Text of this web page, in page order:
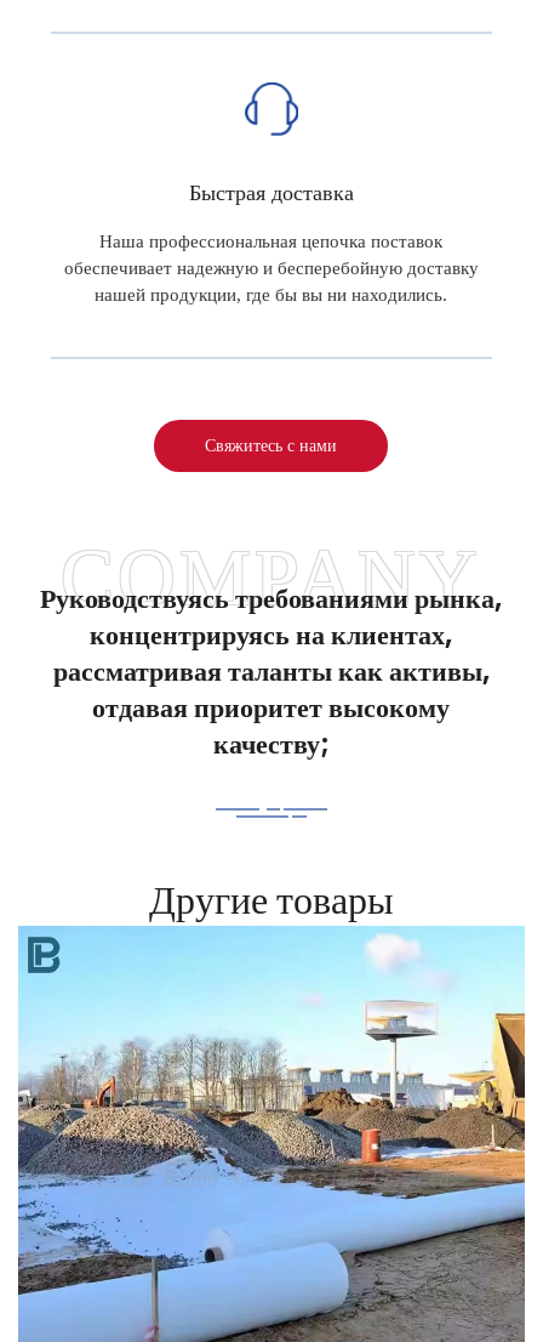
Быстрая доставка
Наша профессиональная цепочка поставок
обеспечивает надежную и бесперебойную доставку
нашей продукции, где бы вы ни находились.
Свяжитесь с нами
Руководствуясь требованиями рынка,
концентрируясь на клиентах,
рассматривая таланты как активы,
отдавая приоритет высокому
качеству;
Другие товары